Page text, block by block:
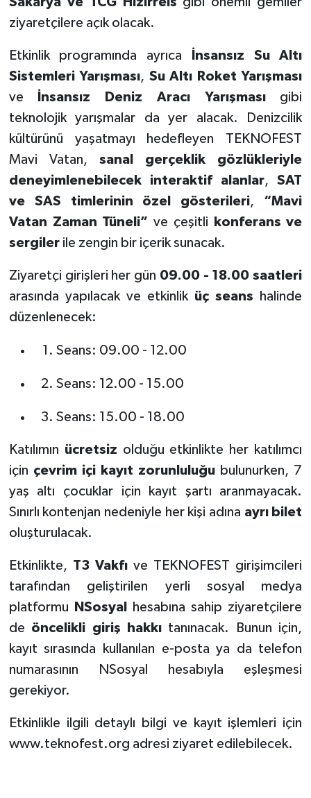
ziyaretçilere açık olacak.
Etkinlik programında ayrıca
İnsansız Su Altı
Sistemleri Yarışması, Su Altı Roket Yarışması
ve
İnsansız Deniz Aracı Yarışmasıgibi
teknolojik yarışmalar da yer alacak. Denizcilik
kültürünü yaşatmayı hedefleyen TEKNOFEST
Mavi Vatan, sanal gerçeklik gözlükleriyle
deneyimlenebilecek interaktif alanlar,SAT
ve SAS timlerinin özel gösterileri, “Mavi
Vatan Zaman Tüneli” ve çeşitli
konferans ve
sergilerile zengin bir içerik sunacak.
Ziyaretçi girişleri her gün 09.00 - 18.00 saatleri
arasında yapılacak ve etkinlik üç seans halinde
düzenlenecek:
Seans: 09.00 - 12.00
Seans: 12.00 - 15.00
Seans: 15.00 - 18.00
Katılımın ücretsiz olduğu etkinlikte her katılımcı
için çevrim içi kayıt zorunluluğu bulunurken, 7
yaş altı çocuklar için kayıt şartı aranmayacak.
Sınırlı kontenjan nedeniyle her kişi adına ayrı bilet
oluşturulacak.
Etkinlikte, T3 Vakfıve TEKNOFEST girişimcileri
tarafından geliştirilen yerli sosyal medya
platformu
NSosyal
hesabına sahip ziyaretçilere
de öncelikli giriş hakkı tanınacak. Bunun için,
kayıt sırasında kullanılan e-posta ya da telefon
numarasının NSosyal hesabıyla eşleşmesi
gerekiyor.
Etkinlikle ilgili detaylı bilgi ve kayıt işlemleri için
www.teknofest.org adresi ziyaret edilebilecek.